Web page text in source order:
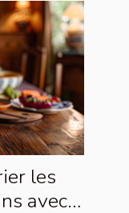
les
avec